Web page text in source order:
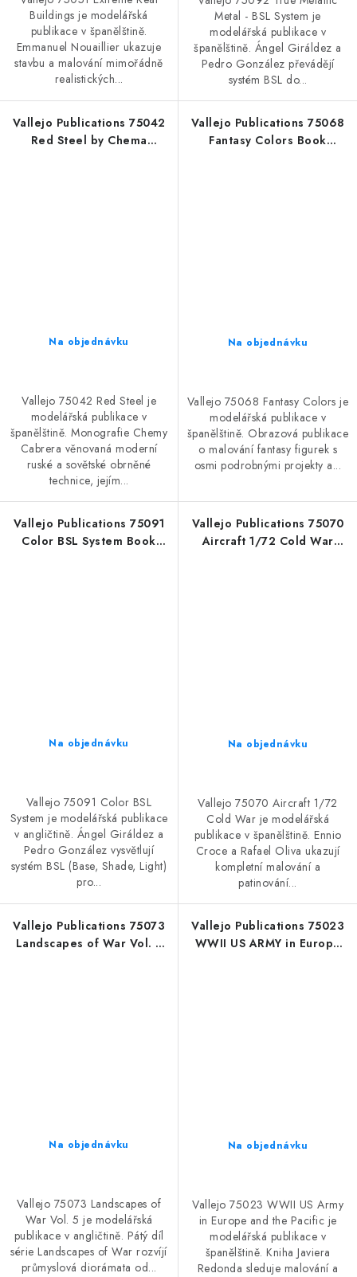
Buildings je modelářská
publikace v španělštině.
Emmanuel Nouaillier ukazuje
stavbu a malování mimořádně
realistických...
Metal - BSL System je
modelářská publikace v
španělštině. Ángel Giráldez a
Pedro González převádějí
systém BSL do...
Vallejo Publications 75042
Red Steel by Chema
Na objednávku
Vallejo 75042 Red Steel je
modelářská publikace v
španělštině. Monografie Chemy
Cabrera věnovaná moderní
ruské a sovětské obrněné
technice, jejím...
Vallejo Publications 75068
Fantasy Colors Book
Na objednávku
Vallejo 75068 Fantasy Colors je
modelářská publikace v
španělštině. Obrazová publikace
o malování fantasy figurek s
osmi podrobnými projekty a...
Vallejo Publications 75091
Color BSL System Book
Na objednávku
Vallejo 75091 Color BSL
System je modelářská publikace
v angličtině. Ángel Giráldez a
Pedro González vysvětlují
systém BSL (Base, Shade, Light)
pro...
Vallejo Publications 75070
Aircraft 1/72 Cold War
Na objednávku
Vallejo 75070 Aircraft 1/72
Cold War je modelářská
publikace v španělštině. Ennio
Croce a Rafael Oliva ukazují
kompletní malování a
patinování...
Vallejo Publications 75073
Landscapes of War Vol. 5
Na objednávku
Vallejo 75073 Landscapes of
War Vol. 5 je modelářská
publikace v angličtině. Pátý díl
série Landscapes of War rozvíjí
průmyslová diorámata od...
Vallejo Publications 75023
WWII US ARMY in Europe
Na objednávku
Vallejo 75023 WWII US Army
in Europe and the Pacific je
modelářská publikace v
španělštině. Kniha Javiera
Redonda sleduje malování a